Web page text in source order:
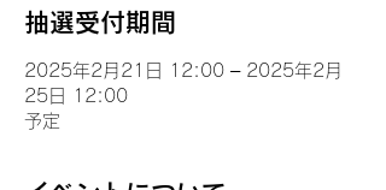
抽選受付期間
2025年2月21日 12:00 – 2025年2月
25日 12:00
予定